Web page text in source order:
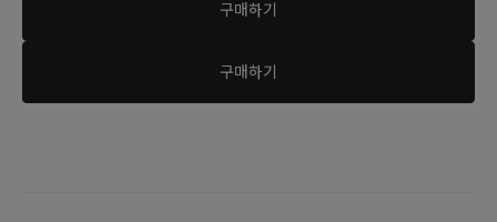
구매하기
구매하기